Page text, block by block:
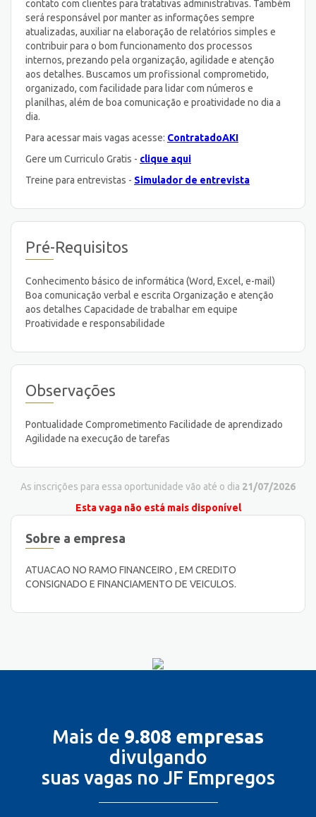
contato com clientes para tratativas administrativas. Também
será responsável por manter as informações sempre
atualizadas, auxiliar na elaboração de relatórios simples e
contribuir para o bom funcionamento dos processos
internos, prezando pela organização, agilidade e atenção
aos detalhes. Buscamos um profissional comprometido,
organizado, com facilidade para lidar com números e
planilhas, além de boa comunicação e proatividade no dia a
dia.
Para acessar mais vagas acesse: ContratadoAKI
Gere um Curriculo Gratis - clique aqui
Treine para entrevistas - Simulador de entrevista
Pré-Requisitos
Conhecimento básico de informática (Word, Excel, e-mail)
Boa comunicação verbal e escrita Organização e atenção
aos detalhes Capacidade de trabalhar em equipe
Proatividade e responsabilidade
Observações
Pontualidade Comprometimento Facilidade de aprendizado
Agilidade na execução de tarefas
As inscrições para essa oportunidade vão até o dia 21/07/2026
Esta vaga não está mais disponível
Sobre a empresa
ATUACAO NO RAMO FINANCEIRO , EM CREDITO
CONSIGNADO E FINANCIAMENTO DE VEICULOS.
Mais de 9.808 empresas
divulgando
suas vagas no JF Empregos